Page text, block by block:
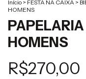
Início > FESTA NA CAIXA >
HOMENS
HOMENS
R$270,00